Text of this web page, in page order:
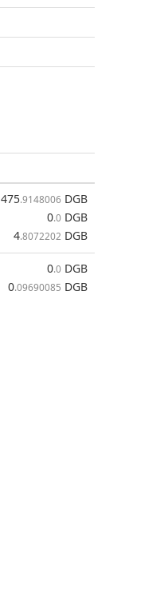
475.9148006 DGB
0.0 DGB
4.8072202 DGB
0.0 DGB
0.09690085 DGB